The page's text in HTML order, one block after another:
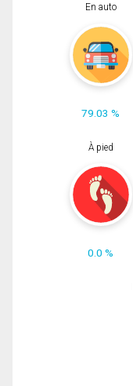
En auto
79.03 %
À pied
0.0 %